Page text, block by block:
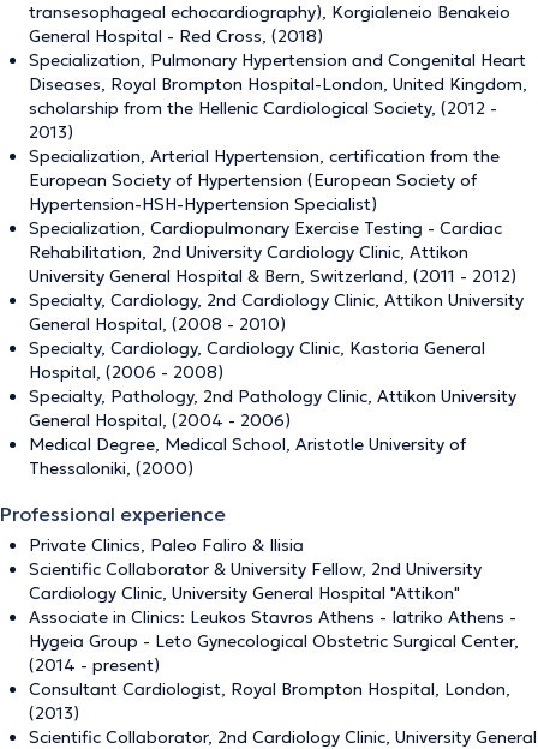
transesophageal echocardiography), Korgialeneio Benakeio
General Hospital - Red Cross, (2018)
Specialization, Pulmonary Hypertension and Congenital Heart
Diseases, Royal Brompton Hospital-London, United Kingdom,
scholarship from the Hellenic Cardiological Society, (2012 -
2013)
Specialization, Arterial Hypertension, certification from the
European Society of Hypertension (European Society of
Hypertension-HSH-Hypertension Specialist)
Specialization, Cardiopulmonary Exercise Testing - Cardiac
Rehabilitation, 2nd University Cardiology Clinic, Attikon
University General Hospital & Bern, Switzerland, (2011 - 2012)
Specialty, Cardiology, 2nd Cardiology Clinic, Attikon University
General Hospital, (2008 - 2010)
Specialty, Cardiology, Cardiology Clinic, Kastoria General
Hospital, (2006 - 2008)
Specialty, Pathology, 2nd Pathology Clinic, Attikon University
General Hospital, (2004 - 2006)
Medical Degree, Medical School, Aristotle University of
Thessaloniki, (2000)
Professional experience
Private Clinics, Paleo Faliro & Ilisia
Scientific Collaborator & University Fellow, 2nd University
Cardiology Clinic, University General Hospital "Attikon"
Associate in Clinics: Leukos Stavros Athens - Iatriko Athens -
Hygeia Group - Leto Gynecological Obstetric Surgical Center,
(2014 - present)
Consultant Cardiologist, Royal Brompton Hospital, London,
(2013)
Scientific Collaborator, 2nd Cardiology Clinic, University General